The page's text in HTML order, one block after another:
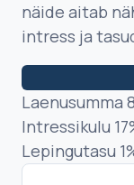
näide aitab
intress ja
Laenusumma
Intressikulu 17
Lepingutasu 1